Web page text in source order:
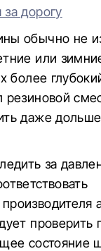
дорогу
обычно не
или
более
резиновой
даже
за
проверить
состояние